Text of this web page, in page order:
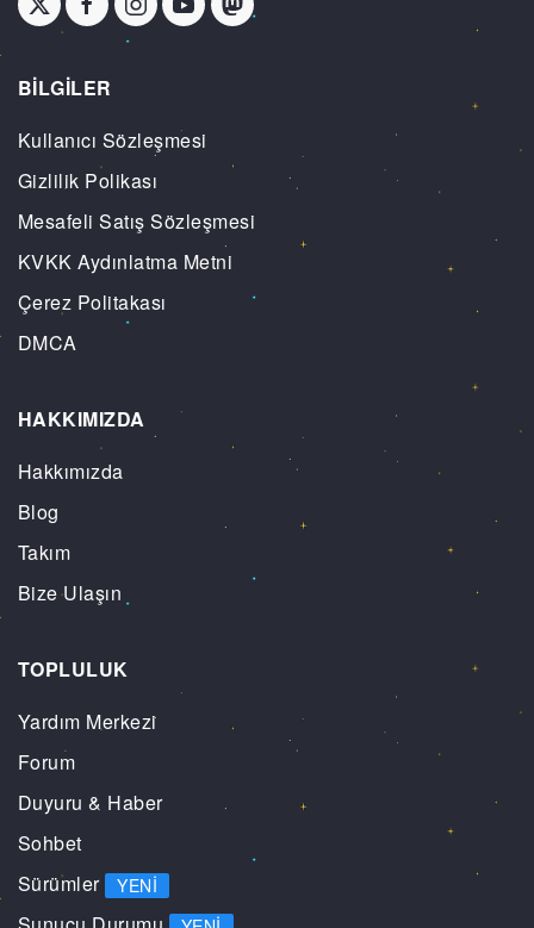
BİLGİLER
Kullanıcı Sözleşmesi
Gizlilik Polikası
Mesafeli Satış Sözleşmesi
KVKK Aydınlatma Metni
Çerez Politakası
DMCA
HAKKIMIZDA
Hakkımızda
Blog
Takım
Bize Ulaşın
TOPLULUK
Yardım Merkezi
Forum
Duyuru & Haber
Sohbet
Sürümler YENI